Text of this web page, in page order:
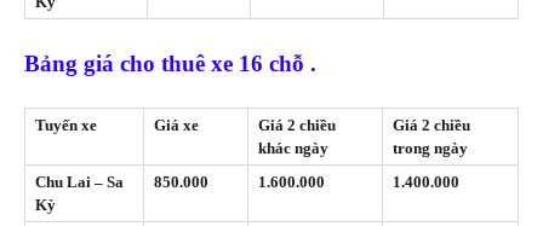
Bảng giá cho thuê xe 16 chỗ .
Tuyến xe Giá xe
Giá 2 chiều
khác ngày
Giá 2 chiều
trong ngày
Chu Lai – Sa
Kỳ
850.000 1.600.000 1.400.000